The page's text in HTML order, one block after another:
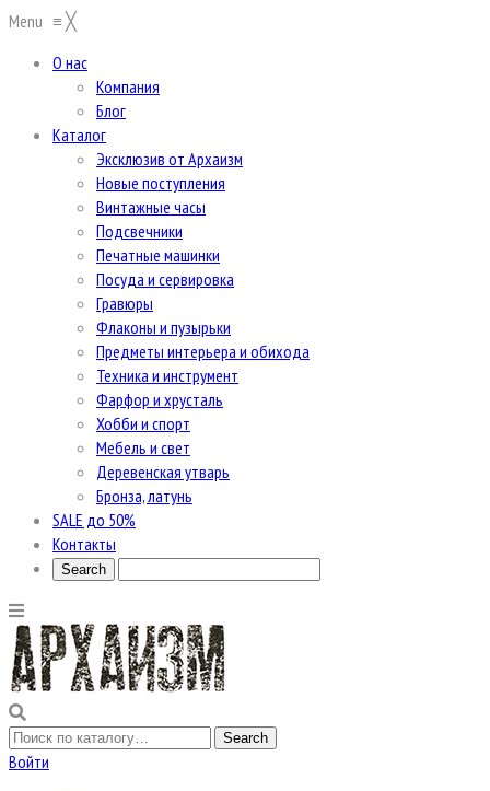
Menu ≡╳
О нас
Компания
Блог
Каталог
Эксклюзив от Архаизм
Новые поступления
Винтажные часы
Подсвечники
Печатные машинки
Посуда и сервировка
Гравюры
Флаконы и пузырьки
Предметы интерьера и обихода
Техника и инструмент
Фарфор и хрусталь
Хобби и спорт
Мебель и свет
Деревенская утварь
Бронза, латунь
SALE до 50%
Контакты
Войти